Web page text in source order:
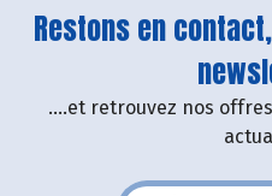
Restons en
....et retrouvez nos